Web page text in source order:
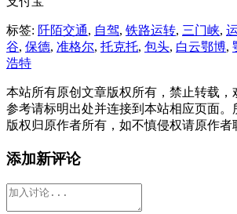
标签: 阡陌交通, 自驾, 铁路运转, 三门峡,
谷, 保德, 准格尔, 托克托, 包头, 白云鄂博,
浩特
本站所有原创文章版权所有，禁止转载，
参考请标明出处并连接到本站相应页面。
版权归原作者所有，如不慎侵权请原作者
添加新评论